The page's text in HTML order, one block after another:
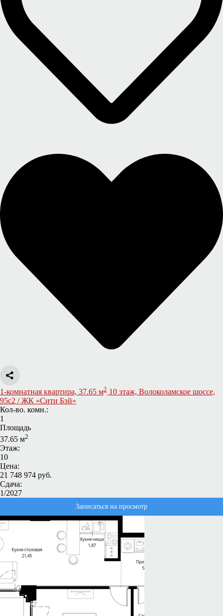
1-комнатная квартира, 37.65 м2 10 этаж, Волоколамское шоссе,
95с2 / ЖК «Сити Бэй»
Кол-во. комн.:
1
Площадь
37.65 м2
Этаж:
10
Цена:
21 748 974 руб.
Сдача:
1/2027
Записаться на просмотр